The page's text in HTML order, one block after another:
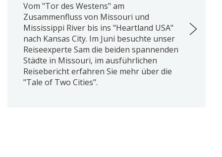
Vom "Tor des Westens" am
Zusammenfluss von Missouri und
Mississippi River bis ins "Heartland USA"
nach Kansas City. Im Juni besuchte unser
Reiseexperte Sam die beiden spannenden
Städte in Missouri, im ausführlichen
Reisebericht erfahren Sie mehr über die
"Tale of Two Cities".